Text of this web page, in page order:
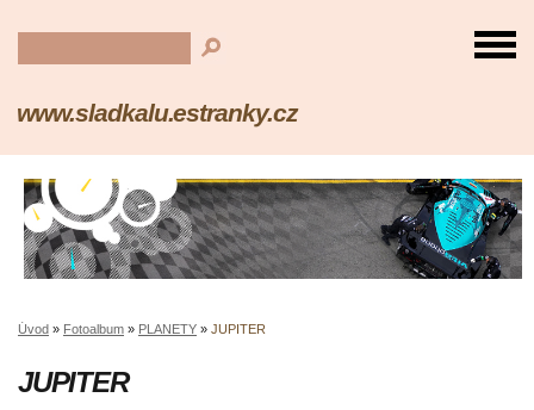
www.sladkalu.estranky.cz
Úvod » Fotoalbum » PLANETY » JUPITER
JUPITER